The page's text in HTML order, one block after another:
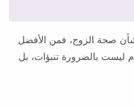
صحة الزوج، فمن الأفضل
ليست بالضرورة تنبؤات، بل